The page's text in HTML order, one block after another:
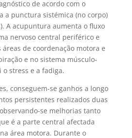
de acordo com o
a punctura sistémica (no corpo)
A acupuntura aumenta o fluxo
nervoso central periférico e
de coordenação motora e
e no sistema músculo-
stress e a fadiga.
conseguem-se ganhos a longo
persistentes realizados duas
se melhorias tanto
é a parte central afectada
área motora. Durante o